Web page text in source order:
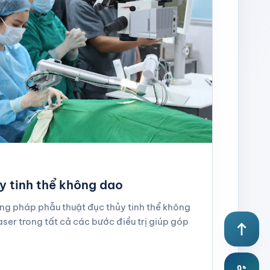
tinh thể không dao
pháp phẫu thuật đục thủy tinh thể không
trong tất cả các bước điều trị giúp góp
north